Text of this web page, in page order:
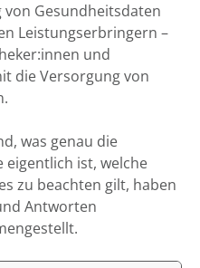
Gesundheitsdaten
Leistungserbringern –
und
die Versorgung von
was genau die
eigentlich ist, welche
zu beachten gilt, haben
Antworten